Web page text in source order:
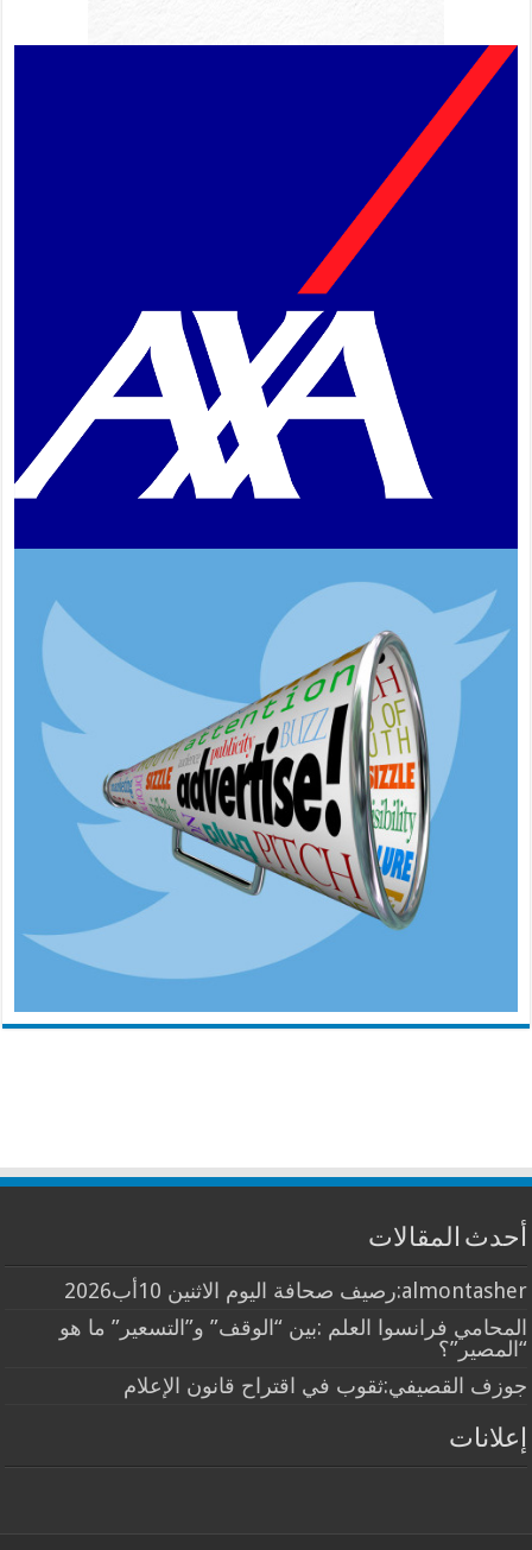
أحدث المقالات
almontasher:رصيف صحافة اليوم الاثنين 10أب2026
المحامي فرانسوا العلم :بين “الوقف” و”التسعير” ما هو
“المصير”؟
جوزف القصيفي:ثقوب في اقتراح قانون الإعلام
إعلانات